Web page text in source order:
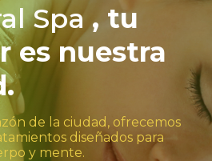
Spa, tu
es nuestra
de la ciudad, ofrecemos
diseñados para
y mente.